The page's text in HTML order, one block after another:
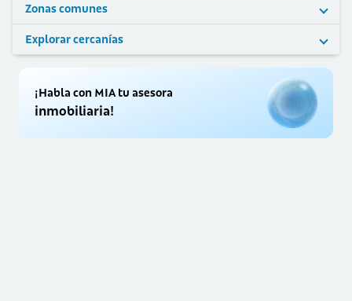
Zonas comunes
Explorar cercanías
¡Habla con MIA tu asesora
inmobiliaria!